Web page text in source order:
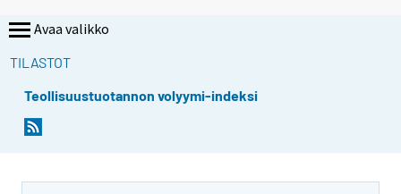
Avaa valikko
TILASTOT
Teollisuustuotannon volyymi-indeksi